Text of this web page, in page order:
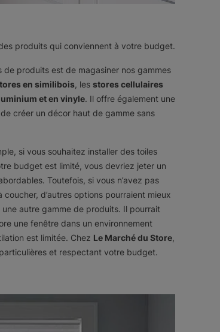
produits qui conviennent à votre budget.
de produits est de magasiner nos gammes
en similibois, les stores cellulaires
et en vinyle. Il offre également une
créer un décor haut de gamme sans
si vous souhaitez installer des toiles
budget est limité, vous devriez jeter un
Toutefois, si vous n’avez pas
d’autres options pourraient mieux
autre gamme de produits. Il pourrait
une fenêtre dans un environnement
est limitée. Chez Le Marché du Store,
et respectant votre budget.